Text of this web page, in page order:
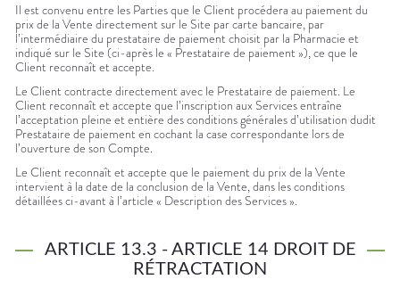
Il est convenu entre les Parties que le Client procédera au paiement du
prix de la Vente directement sur le Site par carte bancaire, par
l’intermédiaire du prestataire de paiement choisit par la Pharmacie et
indiqué sur le Site (ci-après le « Prestataire de paiement »), ce que le
Client reconnaît et accepte.
Le Client contracte directement avec le Prestataire de paiement. Le
Client reconnaît et accepte que l’inscription aux Services entraîne
l’acceptation pleine et entière des conditions générales d’utilisation dudit
Prestataire de paiement en cochant la case correspondante lors de
l’ouverture de son Compte.
Le Client reconnaît et accepte que le paiement du prix de la Vente
intervient à la date de la conclusion de la Vente, dans les conditions
détaillées ci-avant à l’article « Description des Services ».
ARTICLE 13.3 - ARTICLE 14 DROIT DE
RÉTRACTATION